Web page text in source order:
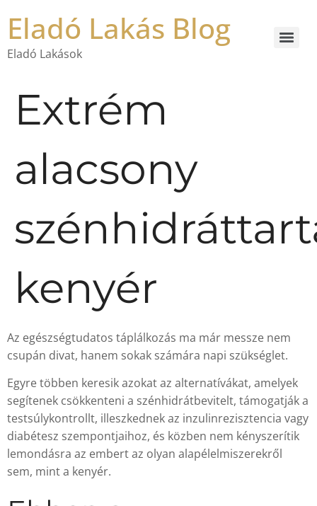
Eladó Lakás Blog
Eladó Lakások
Extrém
alacsony
kenyér
Az egészségtudatos táplálkozás ma már messze nem
csupán divat, hanem sokak számára napi szükséglet.
Egyre többen keresik azokat az alternatívákat, amelyek
segítenek csökkenteni a szénhidrátbevitelt, támogatják a
testsúlykontrollt, illeszkednek az inzulinrezisztencia vagy
diabétesz szempontjaihoz, és közben nem kényszerítik
lemondásra az embert az olyan alapélelmiszerekről
sem, mint a kenyér.